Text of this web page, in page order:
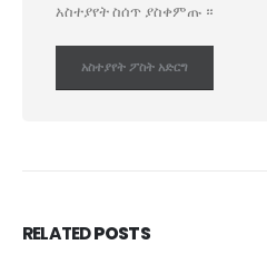
አስተያየት ስሰጥ ያስቀምጡ ።
RELATEDPOSTS